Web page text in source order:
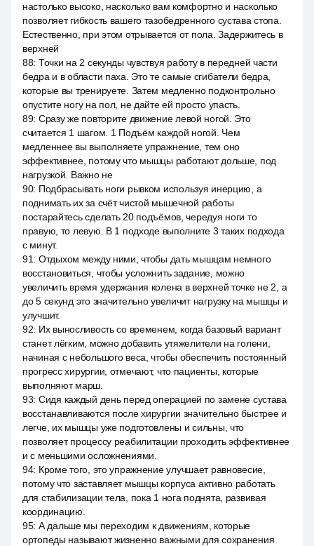
настолько высоко, насколько вам комфортно и насколько
позволяет гибкость вашего тазобедренного сустава стопа.
Естественно, при этом отрывается от пола. Задержитесь в
верхней
88: Точки на 2 секунды чувствуя работу в передней части
бедра и в области паха. Это те самые сгибатели бедра,
которые вы тренируете. Затем медленно подконтрольно
опустите ногу на пол, не дайте ей просто упасть.
89: Сразу же повторите движение левой ногой. Это
считается 1 шагом. 1 Подъём каждой ногой. Чем
медленнее вы выполняете упражнение, тем оно
эффективнее, потому что мышцы работают дольше, под
нагрузкой. Важно не
90: Подбрасывать ноги рывком используя инерцию, а
поднимать их за счёт чистой мышечной работы
постарайтесь сделать 20 подъёмов, чередуя ноги то
правую, то левую. В 1 подходе выполните 3 таких подхода
с минут.
91: Отдыхом между ними, чтобы дать мышцам немного
восстановиться, чтобы усложнить задание, можно
увеличить время удержания колена в верхней точке не 2, а
до 5 секунд это значительно увеличит нагрузку на мышцы и
улучшит.
92: Их выносливость со временем, когда базовый вариант
станет лёгким, можно добавить утяжелители на голени,
начиная с небольшого веса, чтобы обеспечить постоянный
прогресс хирургии, отмечают, что пациенты, которые
выполняют марш.
93: Сидя каждый день перед операцией по замене сустава
восстанавливаются после хирургии значительно быстрее и
легче, их мышцы уже подготовлены и сильны, что
позволяет процессу реабилитации проходить эффективнее
и с меньшими осложнениями.
94: Кроме того, это упражнение улучшает равновесие,
потому что заставляет мышцы корпуса активно работать
для стабилизации тела, пока 1 нога поднята, развивая
координацию.
95: А дальше мы переходим к движениям, которые
ортопеды называют жизненно важными для сохранения